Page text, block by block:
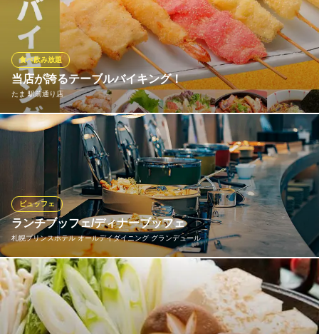
の飲み放題付きなのでご宴会にもどうぞ！
本格中華食べ放題 中国料理 青島飯店
本格中華食べ放題
札幌市営地下鉄東西線バスセンター前駅 徒歩2分
北海道札幌市中央区南1条東2-8-1 サンシテイビル1F
当店が誇るテーブルバイキング！
たま 駅前通り店
食べ飲み放題
大人気の生つくね串、炙り焼き、ご飯もの、おつまみ、デザート
等も120分間食べ放題！ フード61品食べ放題の「銀コース」と、
フード116品食べ放題の「金コース」の2つをご用意しておりま
す。お好きなだけご注文下さい！ 当日のご予約もOK！
たま 駅前通り店
焼鳥 串カツ&飲み放題
札幌市営地下鉄南北線大通駅 徒歩2分
北海道札幌市中央区北1条西3-2-5 藤栄ビルB1
ランチブッフェ/ディナーブッフェ
札幌プリンスホテル オールデイダイニング グランデュール
ビュッフェ
コンセプトは、『Everyday, made Special 楽しい北海道からの贈
り物 』“毎日が特別になるように”。 地域のお客さまには日常を彩
る上質な食体験を、観光で訪れるお客さまには北海道の食の玄関
口として記憶に残るひとときを提供いたします。